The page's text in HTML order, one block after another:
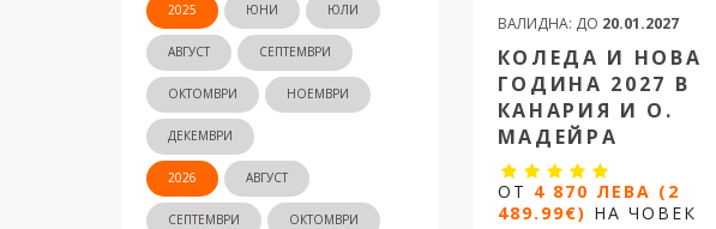
2025 ЮНИ ЮЛИ
АВГУСТ СЕПТЕМВРИ
ОКТОМВРИ НОЕМВРИ
ДЕКЕМВРИ
2026 АВГУСТ
СЕПТЕМВРИ ОКТОМВРИ
ВАЛИДНА: ДО 20.01.2027
КОЛЕДА И НОВА
ГОДИНА 2027 В
КАНАРИЯ И О.
МАДЕЙРА
Коледа и Нова година 2027 в
ОТ 4 870 ЛЕВА (2
489.99€) НА ЧОВЕК